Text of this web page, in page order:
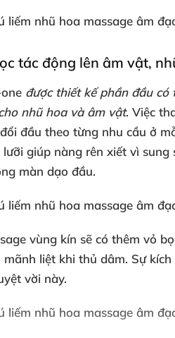
tác động lên âm vật,
được thiết kế phần đầu có
nhũ hoa và âm vật. Việc
đầu theo từng nhu cầu ở
lưỡi giúp nàng rên xiết vì
màn dạo đầu.
vùng kín sẽ có thêm vỏ
liệt khi thủ dâm. Sự
vời này.